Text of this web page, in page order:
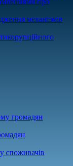
механізмів
громадян
споживачів